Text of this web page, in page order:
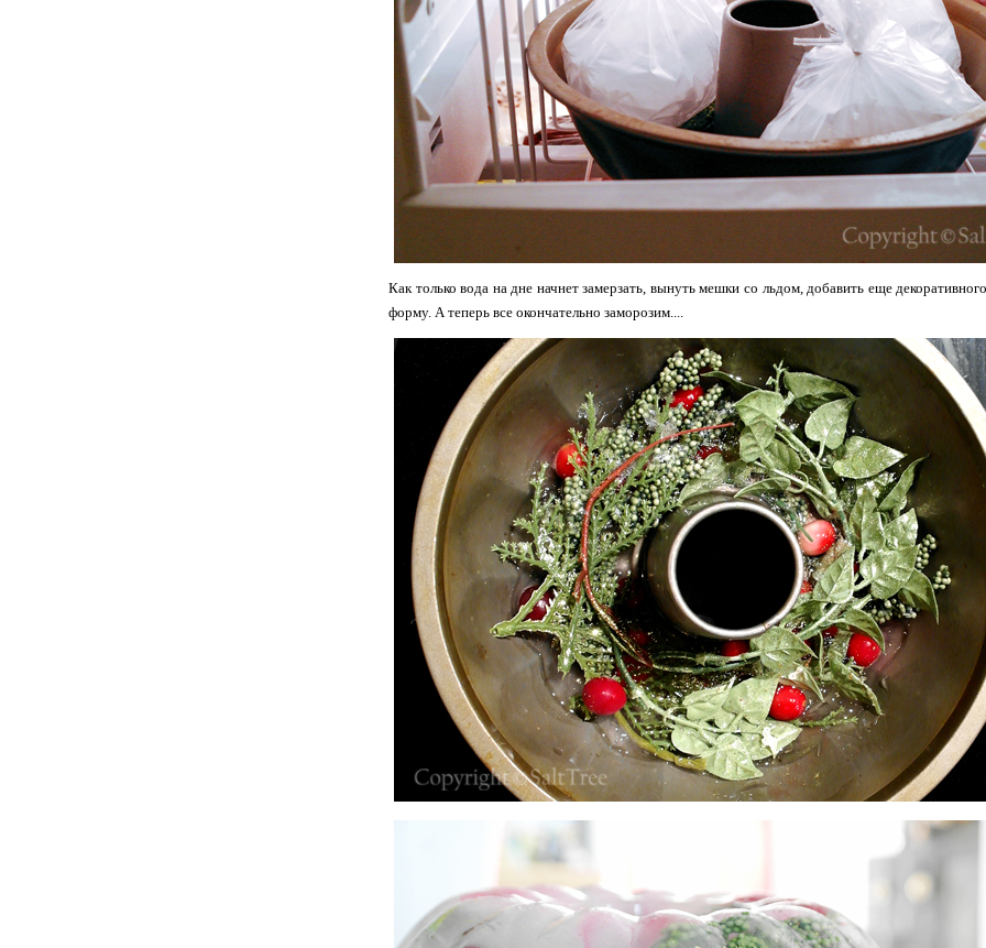
Как только вода на дне начнет замерзать, вынуть мешки со льдом, добавить еще
форму. А теперь все окончательно заморозим....